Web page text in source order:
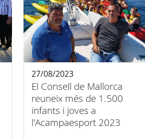
El Consell de Mallorca
reuneix més de 1.500
infants i joves a
l'Acampaesport 2023
27/08/2023